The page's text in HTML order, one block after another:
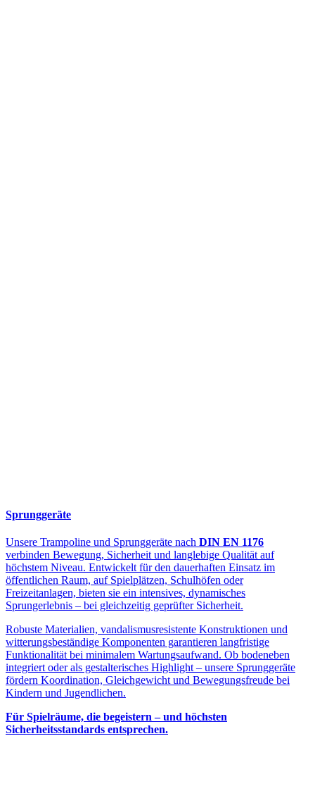
Sprunggeräte
Unsere Trampoline und Sprunggeräte nach DIN EN 1176
verbinden Bewegung, Sicherheit und langlebige Qualität auf
höchstem Niveau. Entwickelt für den dauerhaften Einsatz im
öffentlichen Raum, auf Spielplätzen, Schulhöfen oder
Freizeitanlagen, bieten sie ein intensives, dynamisches
Sprungerlebnis – bei gleichzeitig geprüfter Sicherheit.
Robuste Materialien, vandalismusresistente Konstruktionen und
witterungsbeständige Komponenten garantieren langfristige
Funktionalität bei minimalem Wartungsaufwand. Ob bodeneben
integriert oder als gestalterisches Highlight – unsere Sprunggeräte
fördern Koordination, Gleichgewicht und Bewegungsfreude bei
Kindern und Jugendlichen.
Für Spielräume, die begeistern – und höchsten
Sicherheitsstandards entsprechen.